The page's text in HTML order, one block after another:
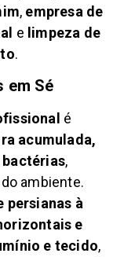
, empresa de
e limpeza de
.
em Sé
é
acumulada,
bactérias,
ambiente.
persianas à
e
e tecido,